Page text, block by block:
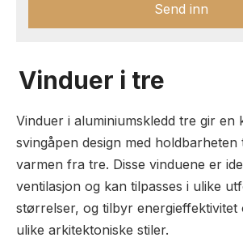
Send inn
Vinduer i tre
Vinduer i aluminiumskledd tre gir en
svingåpen design med holdbarheten
varmen fra tre. Disse vinduene er
ventilasjon og kan tilpasses i ulike
størrelser, og tilbyr energieffektivitet
ulike arkitektoniske stiler.